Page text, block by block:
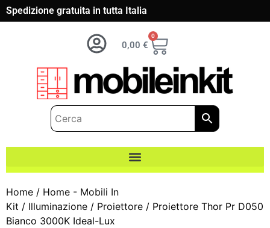
Spedizione gratuita in tutta Italia
0,00 €
0
Home / Home - Mobili In
Kit / Illuminazione / Proiettore / Proiettore Thor Pr D050
Bianco 3000K Ideal-Lux